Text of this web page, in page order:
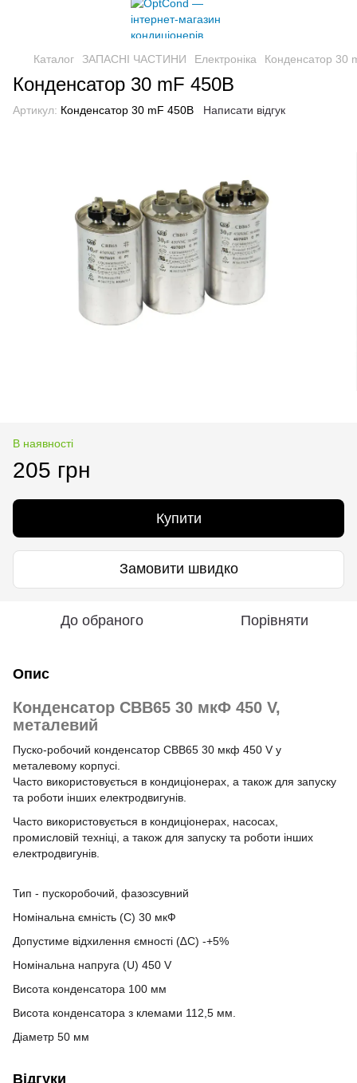
Каталог ЗАПАСНІ ЧАСТИНИ Електроніка Конденсатор 30
Конденсатор 30 mF 450В
Артикул: Конденсатор 30 mF 450В Написати відгук
В наявності
205 грн
Купити
Замовити швидко
До обраного Порівняти
Опис
Конденсатор CBB65 30 мкФ 450 V,
металевий
Пуско-робочий конденсатор CBB65 30 мкф 450 V у
металевому корпусі.
Часто використовується в кондиціонерах, а також для запуску
та роботи інших електродвигунів.
Часто використовується в кондиціонерах, насосах,
промисловій техніці, а також для запуску та роботи інших
електродвигунів.
Тип - пускоробочий, фазозсувний
Номінальна ємність (С) 30 мкФ
Допустиме відхилення ємності (∆С) -+5%
Номінальна напруга (U) 450 V
Висота конденсатора 100 мм
Висота конденсатора з клемами 112,5 мм.
Діаметр 50 мм
Відгуки